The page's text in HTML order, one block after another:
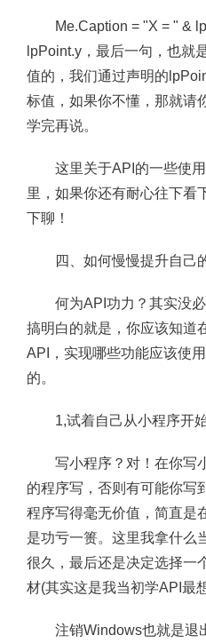
Me.Caption = "X = " &
lpPoint.y，最后一句，也就
值的，我们通过声明的
标值，如果你不懂，那就请
学完再说。
这里关于API的一些使用
里，如果你还有耐心往下看
下聊！
四、如何慢慢提升自己
何为API功力？其实没必
搞明白的就是，你应该知道
API，实现哪些功能应该使
的。
1,试着自己从小程序开始
写小程序？对！在你写
的程序写，否则有可能你写
程序写得毫无价值，简直是
是功亏一篑。这里我拿什么
很久，最后还是决定选择一
材(其实这是我当初学API最
注销Windows也就是退